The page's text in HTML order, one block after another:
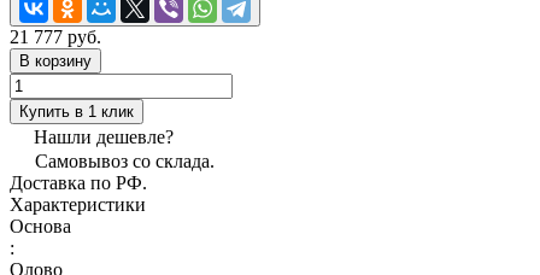
21 777 руб.
В корзину
Купить в 1 клик
Нашли дешевле?
Самовывоз со склада.
Доставка по РФ.
Характеристики
Основа
:
Олово